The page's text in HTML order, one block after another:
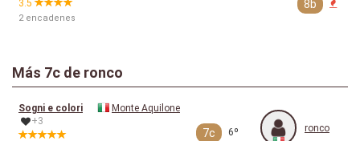
3.5
2 encadenes
8b
Más 7c de ronco
Sogni e colori
+3
Monte Aquilone
7c 6º ronco